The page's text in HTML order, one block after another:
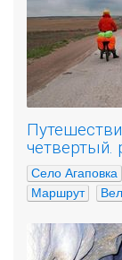
четвертый.
Село Агаповка
Маршрут